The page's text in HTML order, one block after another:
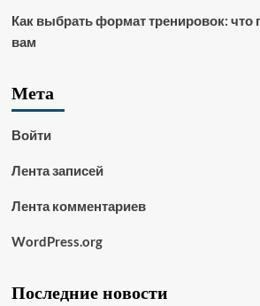
Как выбрать формат тренировок: что
вам
Мета
Войти
Лента записей
Лента комментариев
WordPress.org
Последние новости